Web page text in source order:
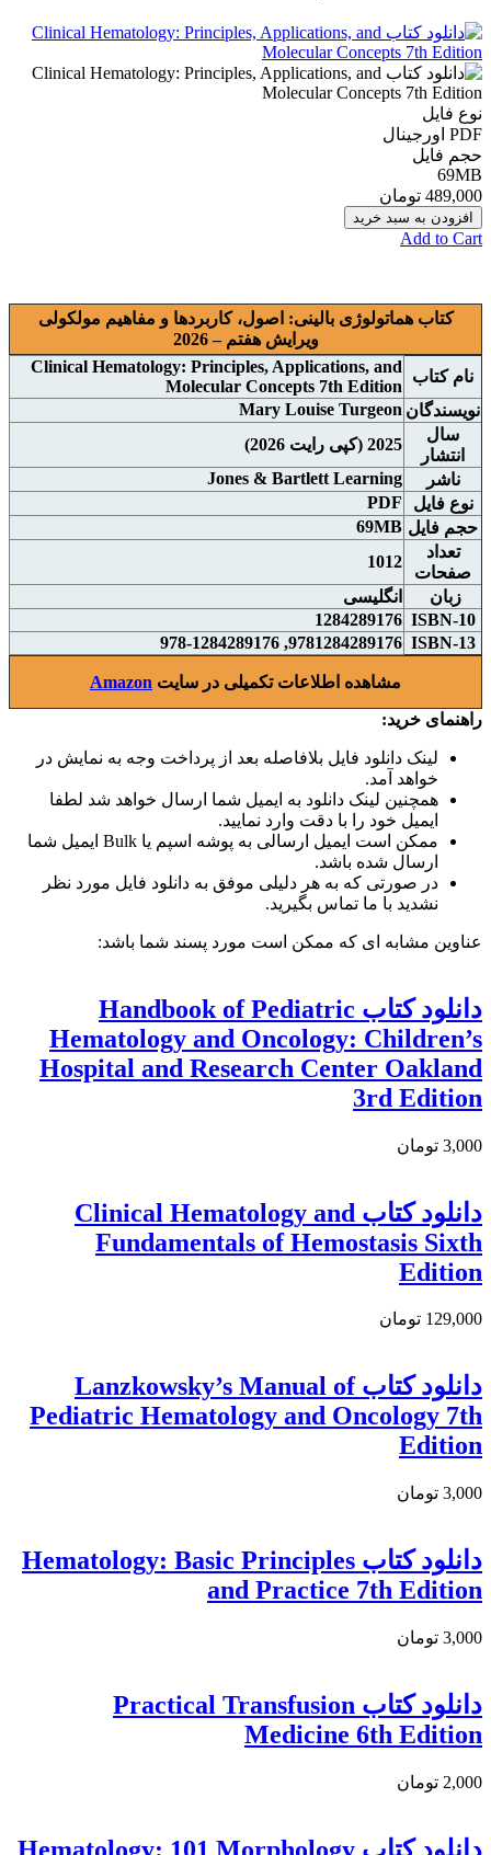
نوع فایل
PDF اورجينال
حجم فایل
69MB
489,000 تومان
افزودن به سبد خرید
Add to Cart
کتاب هماتولوژی بالینی: اصول، کاربردها و مفاهیم مولکولی
ویرایش هفتم – 2026
نام کتاب
Clinical Hematology: Principles, Applications, and
Molecular Concepts 7th Edition
نويسندگان Mary Louise Turgeon
سال
انتشار
2025 (کپی رایت 2026)
ناشر
Jones & Bartlett Learning
نوع فايل
PDF
حجم فايل 69MB
تعداد
صفحات
1012
زبان
انگلیسی
ISBN-10
1284289176
ISBN-13
9781284289176, 978-1284289176
مشاهده اطلاعات تکمیلی در سایت Amazon
راهنمای خرید:
لینک دانلود فایل بلافاصله بعد از پرداخت وجه به نمایش در
خواهد آمد.
همچنین لینک دانلود به ایمیل شما ارسال خواهد شد لطفا
ایمیل خود را با دقت وارد نمایید.
ممکن است ایمیل ارسالی به پوشه اسپم یا Bulk ایمیل شما
ارسال شده باشد.
در صورتی که به هر دلیلی موفق به دانلود فایل مورد نظر
نشدید با ما تماس بگیرید.
عناوین مشابه ای که ممکن است مورد پسند شما باشد:
دانلود كتاب Handbook of Pediatric
Hematology and Oncology: Children’s
Hospital and Research Center Oakland
3rd Edition
3,000 تومان
دانلود کتاب Clinical Hematology and
Fundamentals of Hemostasis Sixth
Edition
129,000 تومان
دانلود کتاب Lanzkowsky’s Manual of
Pediatric Hematology and Oncology 7th
Edition
3,000 تومان
دانلود کتاب Hematology: Basic Principles
and Practice 7th Edition
3,000 تومان
دانلود كتاب Practical Transfusion
Medicine 6th Edition
2,000 تومان
دانلود كتاب Hematology: 101 Morphology